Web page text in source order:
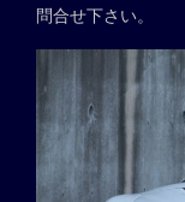
問合せ下さい。